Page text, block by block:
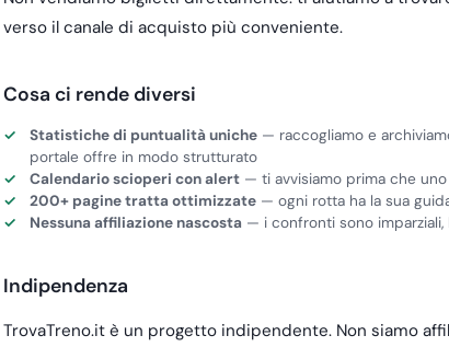
verso il canale di acquisto più conveniente.
Cosa ci rende diversi
Statistiche di puntualità uniche — raccogliamo e
portale offre in modo strutturato
Calendario scioperi con alert — ti avvisiamo prima che
200+ pagine tratta ottimizzate — ogni rotta ha la sua
Nessuna affiliazione nascosta — i confronti sono
Indipendenza
TrovaTreno.it è un progetto indipendente. Non siamo